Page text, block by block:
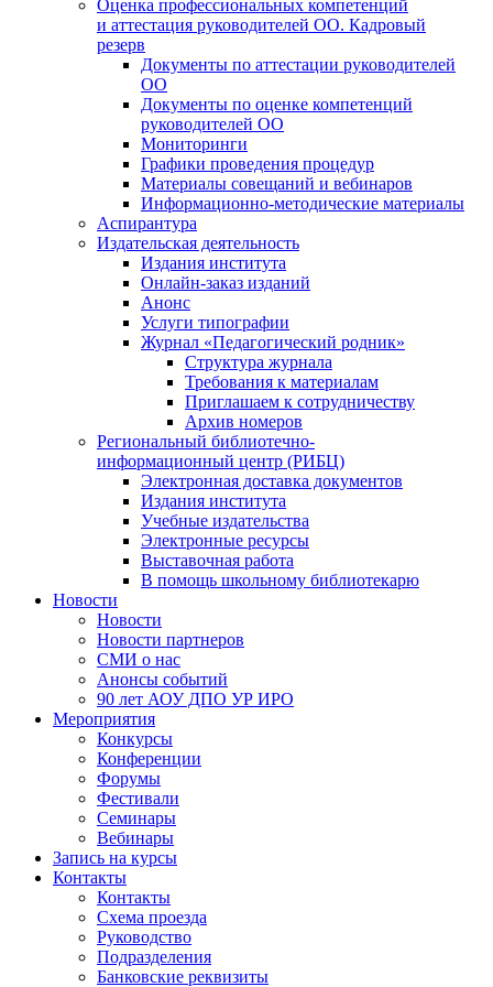
Оценка профессиональных компетенций
и аттестация руководителей ОО. Кадровый
резерв
Документы по аттестации руководителей
ОО
Документы по оценке компетенций
руководителей ОО
Мониторинги
Графики проведения процедур
Материалы совещаний и вебинаров
Информационно-методические материалы
Аспирантура
Издательская деятельность
Издания института
Онлайн-заказ изданий
Анонс
Услуги типографии
Журнал «Педагогический родник»
Структура журнала
Требования к материалам
Приглашаем к сотрудничеству
Архив номеров
Региональный библиотечно-
информационный центр (РИБЦ)
Электронная доставка документов
Издания института
Учебные издательства
Электронные ресурсы
Выставочная работа
В помощь школьному библиотекарю
Новости
Новости
Новости партнеров
СМИ о нас
Анонсы событий
90 лет АОУ ДПО УР ИРО
Мероприятия
Конкурсы
Конференции
Форумы
Фестивали
Семинары
Вебинары
Запись на курсы
Контакты
Контакты
Схема проезда
Руководство
Подразделения
Банковские реквизиты